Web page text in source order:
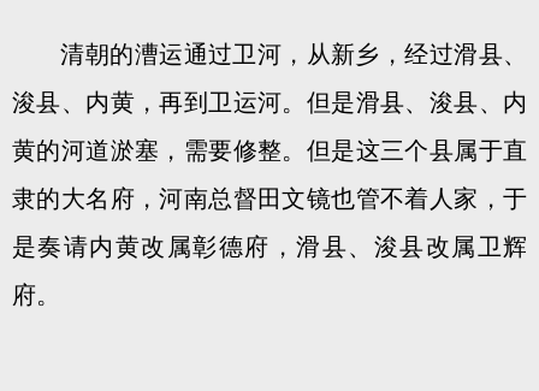
清朝的漕运通过卫河，从新乡，经过滑县、
浚县、内黄，再到卫运河。但是滑县、浚县、内
黄的河道淤塞，需要修整。但是这三个县属于直
隶的大名府，河南总督田文镜也管不着人家，于
是奏请内黄改属彰德府，滑县、浚县改属卫辉
府。